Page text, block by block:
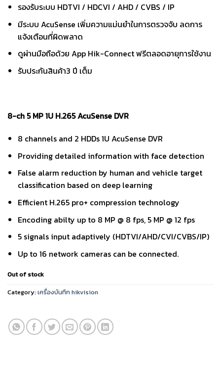
รองรับระบบ HDTVI / HDCVI / AHD / CVBS / IP
มีระบบ AcuSense เพิ่มความแม่นยำในการตรวจจับ ลดการ
แจ้งเตือนที่ผิดพลาด
ดูผ่านมือถือด้วย App Hik-Connect ฟรีตลอดอายุการใช้งาน
รับประกันสินค้า3 ปี เต็ม
8-ch 5 MP 1U H.265 AcuSense DVR
8 channels and 2 HDDs 1U AcuSense DVR
Providing detailed information with face detection
False alarm reduction by human and vehicle target
classification based on deep learning
Efficient H.265 pro+ compression technology
Encoding abilty up to 8 MP @ 8 fps, 5 MP @ 12 fps
5 signals input adaptively (HDTVI/AHD/CVI/CVBS/IP)
Up to 16 network cameras can be connected.
Out of stock
Category:เครื่องบันทึก hikvision